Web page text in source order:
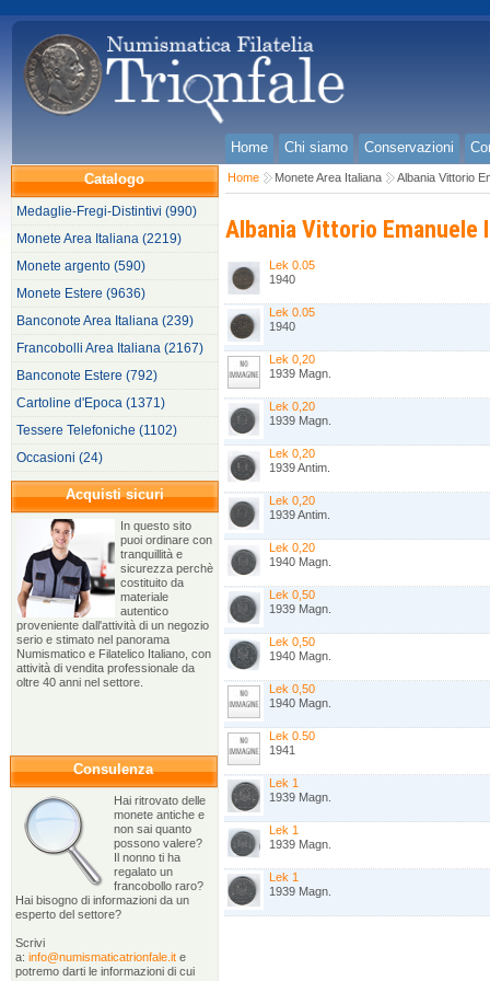
Home Chi siamo Conservazioni
Catalogo
Medaglie-Fregi-Distintivi (990)
Monete Area Italiana (2219)
Monete argento (590)
Monete Estere (9636)
Banconote Area Italiana (239)
Francobolli Area Italiana (2167)
Banconote Estere (792)
Cartoline d'Epoca (1371)
Tessere Telefoniche (1102)
Occasioni (24)
Acquisti sicuri
In questo sito
puoi ordinare con
tranquillità e
sicurezza perchè
costituito da
materiale
autentico
proveniente dall'attività di un negozio
serio e stimato nel panorama
Numismatico e Filatelico Italiano, con
attività di vendita professionale da
oltre 40 anni nel settore.
Consulenza
Hai ritrovato delle
monete antiche e
non sai quanto
possono valere?
Il nonno ti ha
regalato un
francobollo raro?
Hai bisogno di informazioni da un
esperto del settore?
Scrivi
a: info@numismaticatrionfale.it e
potremo darti le informazioni di cui
Home Monete Area Italiana Albania Vittorio
Albania Vittorio Emanuele
Lek 0.05
1940
Lek 0.05
1940
Lek 0,20
1939 Magn.
Lek 0,20
1939 Magn.
Lek 0,20
1939 Antim.
Lek 0,20
1939 Antim.
Lek 0,20
1940 Magn.
Lek 0,50
1939 Magn.
Lek 0,50
1940 Magn.
Lek 0,50
1940 Magn.
Lek 0.50
1941
Lek 1
1939 Magn.
Lek 1
1939 Magn.
Lek 1
1939 Magn.